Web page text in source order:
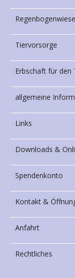
Regenbogenwiese
Tiervorsorge
Erbschaft für den
allgemeine
Links
Downloads &
Spendenkonto
Kontakt &
Anfahrt
Rechtliches